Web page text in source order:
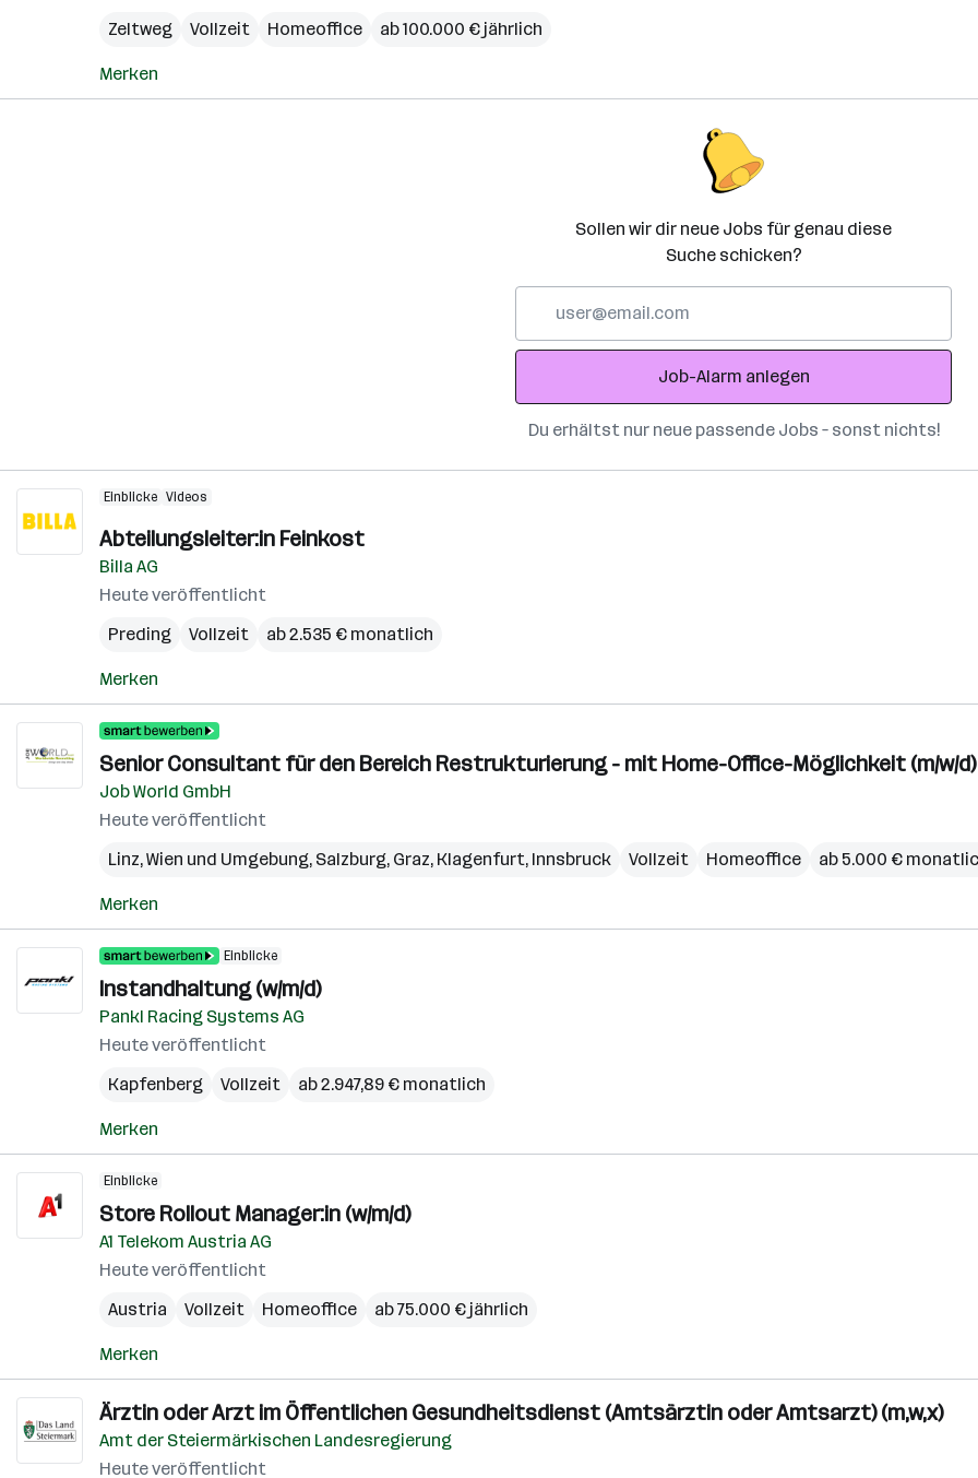
Zeltweg Vollzeit Homeoffice ab 100.000 € jährlich
Merken
Sollen wir dir neue Jobs für genau diese
Suche schicken?
Adresse
Job-Alarm anlegen
Du erhältst nur neue passende Jobs – sonst nichts!
Einblicke Videos
Abteilungsleiter:in Feinkost
Billa AG
Heute veröffentlicht
Preding
Vollzeit ab 2.535 € monatlich
Merken
Senior Consultant für den Bereich Restrukturierung - mit Home-Office-Möglichkeit (m/w/d)
Job World GmbH
Heute veröffentlicht
Linz,Wien und Umgebung, Salzburg, Graz, Klagenfurt, Innsbruck Vollzeit Homeoffice ab 5.000 €
Merken
Einblicke
Instandhaltung (w/m/d)
Pankl Racing Systems AG
Heute veröffentlicht
Kapfenberg
Vollzeit ab 2.947,89 € monatlich
Merken
Einblicke
Store Rollout Manager:in (w/m/d)
A1 Telekom Austria AG
Heute veröffentlicht
Austria
Vollzeit Homeoffice ab 75.000 € jährlich
Merken
Ärztin oder Arzt im Öffentlichen Gesundheitsdienst (Amtsärztin oder Amtsarzt) (m,w,x)
Amt der Steiermärkischen Landesregierung
Heute veröffentlicht